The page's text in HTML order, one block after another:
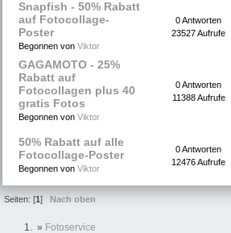
Snapfish - 50% Rabatt
auf Fotocollage-
Poster
Begonnen von Viktor
0 Antworten
23527 Aufrufe
GAGAMOTO - 25%
Rabatt auf
Fotocollagen plus 40
gratis Fotos
Begonnen von Viktor
0 Antworten
11388 Aufrufe
50% Rabatt auf alle
Fotocollage-Poster
Begonnen von Viktor
0 Antworten
12476 Aufrufe
Seiten: [1] Nach oben
» Fotoservice